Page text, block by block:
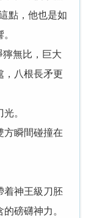
點，他也是如
無比，巨大
，八根長矛更
。
瞬間碰撞在
神王級刀胚
磅礴神力。